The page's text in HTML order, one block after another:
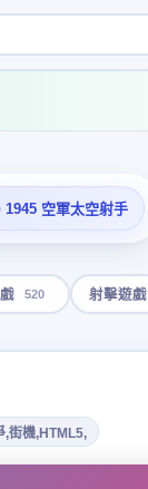
1945 空軍太空射手
520 射擊遊戲
,街機,HTML5,